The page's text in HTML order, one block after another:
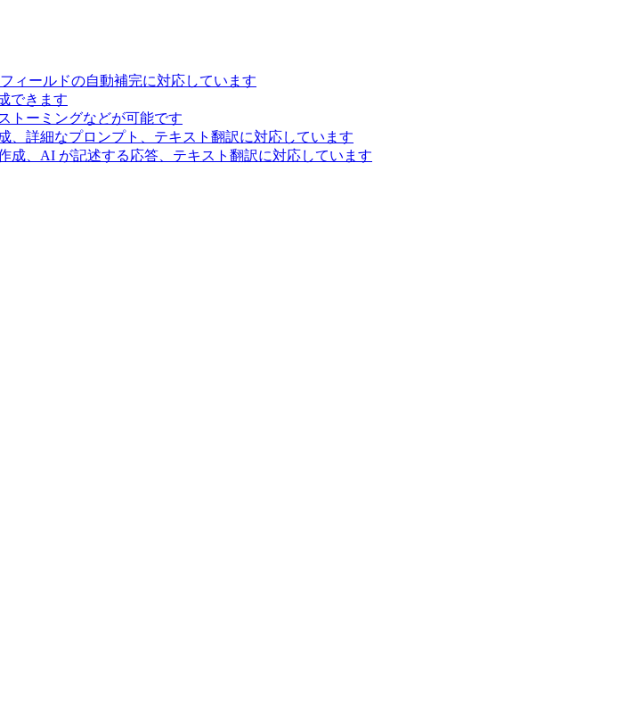
ィールドの自動補完に対応しています
できます
トーミングなどが可能です
、詳細なプロンプト、テキスト翻訳に対応しています
成、AI が記述する応答、テキスト翻訳に対応しています